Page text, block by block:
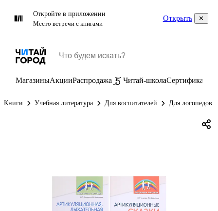
Откройте в приложении
Место встречи с книгами
Открыть
МагазиныАкцииРаспродажа Читай-школаСертификаты
Книги Учебная литература Для воспитателей Для логопедов